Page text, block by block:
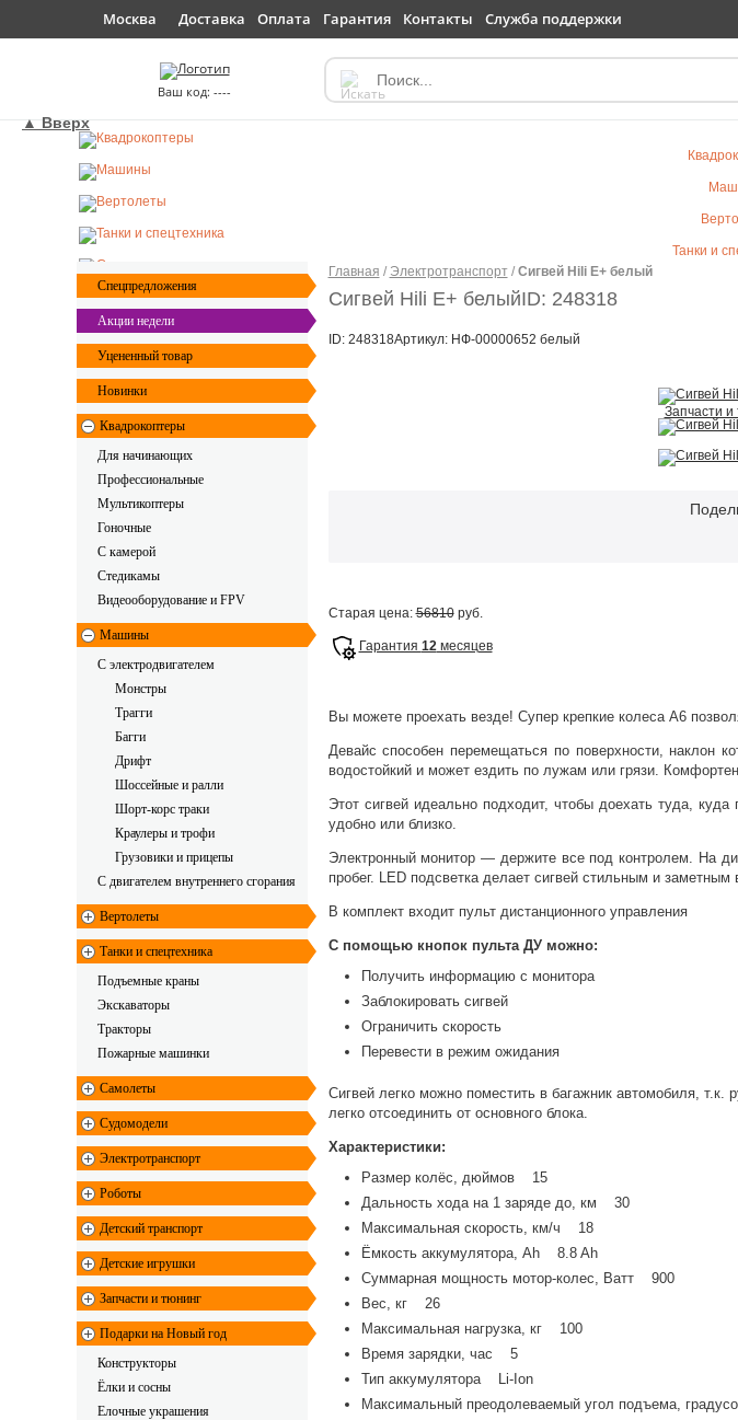
Москва Доставка Оплата Гарантия Контакты Служба поддержки
----
Танки и
Детский
Спецпредложения
Акции недели
Уцененный товар
Новинки
Квадрокоптеры
Для начинающих
Профессиональные
Мультикоптеры
Гоночные
C камерой
Стедикамы
Видеооборудование и FPV
Машины
С электродвигателем
Монстры
Трагги
Багги
Дрифт
Шоссейные и ралли
Шорт-корс траки
Краулеры и трофи
Грузовики и прицепы
С двигателем внутреннего сгорания
Вертолеты
Танки и спецтехника
Подъемные краны
Экскаваторы
Тракторы
Пожарные машинки
Самолеты
Судомодели
Электротранспорт
Роботы
Детский транспорт
Детские игрушки
Запчасти и тюнинг
Подарки на Новый год
Конструкторы
Ёлки и сосны
Елочные украшения
Главная / Электротранспорт / Сигвей Hili E+ белый
Сигвей Hili E+ белыйID: 248318
ID: 248318Артикул: НФ-00000652 белый
Запчасти и
Старая цена:56810руб.
Гарантия 12 месяцев
Вы можете проехать везде! Супер крепкие колеса А6
Девайс способен перемещаться по поверхности, наклон
водостойкий и может ездить по лужам или грязи.
Этот сигвей идеально подходит, чтобы доехать туда,
удобно или близко.
Электронный монитор — держите все под контролем. На
пробег. LED подсветка делает сигвей стильным и заметным
В комплект входит пульт дистанционного управления
С помощью кнопок пульта ДУ можно:
Получить информацию с монитора
Заблокировать сигвей
Ограничить скорость
Перевести в режим ожидания
Сигвей легко можно поместить в багажник автомобиля,
легко отсоединить от основного блока.
Характеристики:
Размер колёс, дюймов 15
Дальность хода на 1 заряде до, км 30
Максимальная скорость, км/ч 18
Ёмкость аккумулятора, Ah 8.8 Ah
Суммарная мощность мотор-колес, Ватт 900
Вес, кг 26
Максимальная нагрузка, кг 100
Время зарядки, час 5
Тип аккумулятора Li-Ion
Максимальный преодолеваемый угол подъема,
▲ Вверх